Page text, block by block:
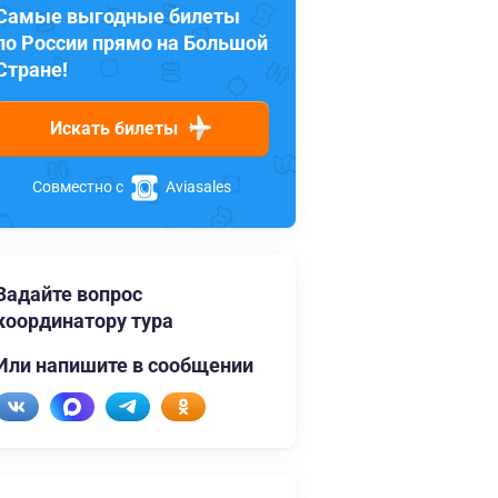
выгодные билеты
России прямо на Большой
Искать билеты
Совместно с Aviasales
вопрос
тура
напишите в сообщении